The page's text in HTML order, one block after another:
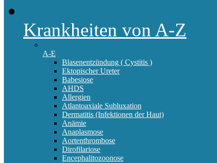
Krankheiten von A-Z
A-E
Blasenentzündung ( Cystitis )
Ektopischer Ureter
Babesiose
AHDS
Allergien
Atlantoaxiale Subluxation
Dermatitis (Infektionen der Haut)
Anämie
Anaplasmose
Aortenthrombose
Dirofilariose
Encephalitozoonose